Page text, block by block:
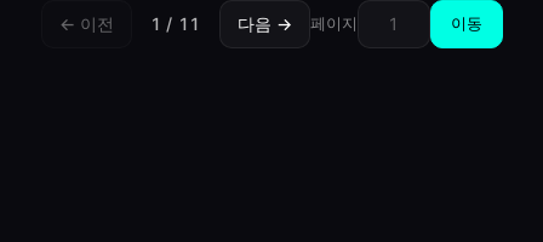
← 이전 1 / 11 다음 → 페이지 이동